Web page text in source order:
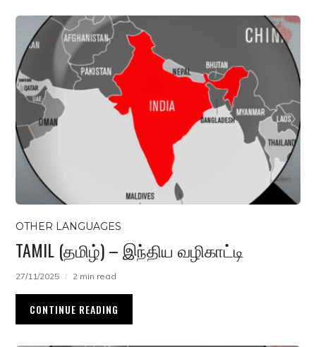
OTHER LANGUAGES
TAMIL (தமிழ்) – இந்திய வழிகாட்டி
27/11/2025 2 min read
CONTINUE READING